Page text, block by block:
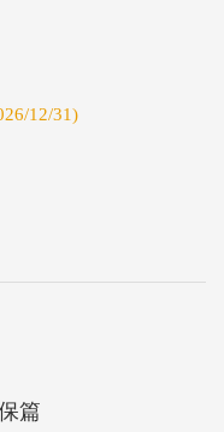
12/31)
篇